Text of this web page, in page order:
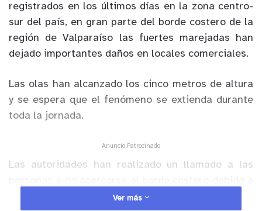
registrados en los últimos días en la zona centro-
sur del país, en gran parte del borde costero de la
región de Valparaíso las fuertes marejadas han
dejado importantes daños en locales comerciales.
Las olas han alcanzado los cinco metros de altura
y se espera que el fenómeno se extienda durante
toda la jornada.
Anuncio Patrocinado
Las autoridades han realizado un llamado a las
la intensidas del oleaje.Ver más